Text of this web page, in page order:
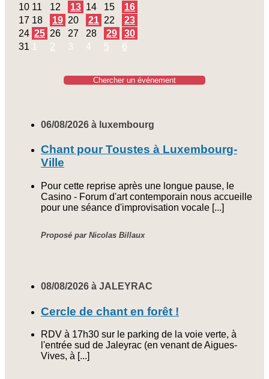
10 11 12 13 14 15
16
17 18 19 20 21 22
23
24 25 26 27 28 29
30
31 1 2 3 4 5 6
Chercher un événement
06/08/2026 à luxembourg
Chant pour Toustes à Luxembourg-
Ville
Pour cette reprise après une longue pause, le
Casino - Forum d'art contemporain nous accueille
pour une séance d'improvisation vocale [...]
Proposé par Nicolas Billaux
08/08/2026 à JALEYRAC
Cercle de chant en forêt !
RDV à 17h30 sur le parking de la voie verte, à
l'entrée sud de Jaleyrac (en venant de Aigues-
Vives, à [...]